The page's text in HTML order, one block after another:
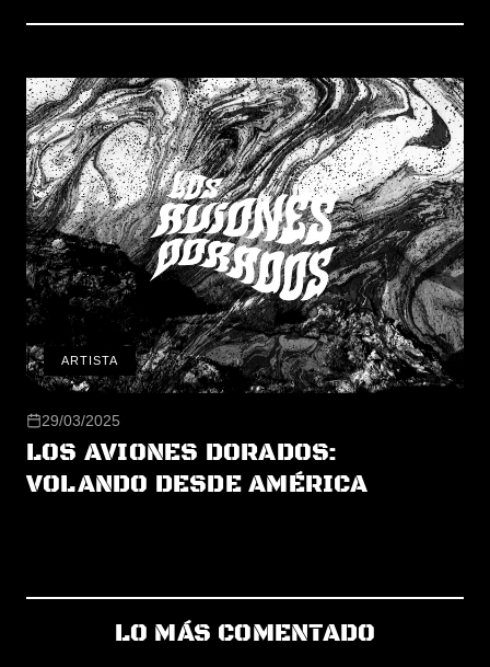
ARTISTA
29/03/2025
LOS AVIONES DORADOS:
VOLANDO DESDE AMÉRICA
LO MÁS COMENTADO